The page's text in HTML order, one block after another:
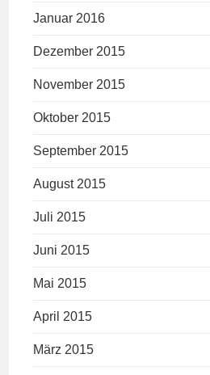
Januar 2016
Dezember 2015
November 2015
Oktober 2015
September 2015
August 2015
Juli 2015
Juni 2015
Mai 2015
April 2015
März 2015